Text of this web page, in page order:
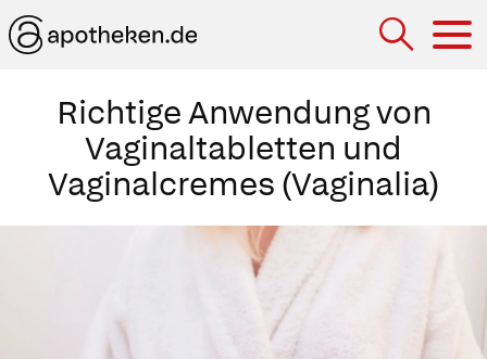
Richtige Anwendung von
Vaginaltabletten und
Vaginalcremes (Vaginalia)